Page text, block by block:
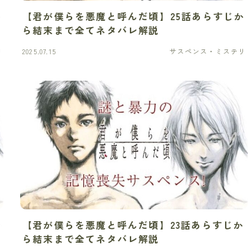
【君が僕らを悪魔と呼んだ頃】25話あらすじか
ら結末まで全てネタバレ解説
2025.07.15 サスペンス・ミステリ
【君が僕らを悪魔と呼んだ頃】23話あらすじか
ら結末まで全てネタバレ解説